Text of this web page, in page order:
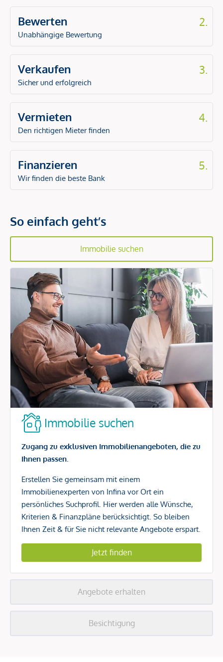
Bewerten
Unabhängige Bewertung
2.
Verkaufen
Sicher und erfolgreich
3.
Vermieten
Den richtigen Mieter finden
4.
Finanzieren
Wir finden die beste Bank
5.
So einfach geht’s
Immobilie suchen
Immobilie suchen
Zugang zu exklusiven Immobilienangeboten, die zu
Ihnen passen.
Erstellen Sie gemeinsam mit einem
Immobilienexperten von Infina vor Ort ein
persönliches Suchprofil. Hier werden alle Wünsche,
Kriterien & Finanzpläne berücksichtigt. So bleiben
Ihnen Zeit & für Sie nicht relevante Angebote erspart.
Jetzt finden
Angebote erhalten
Besichtigung